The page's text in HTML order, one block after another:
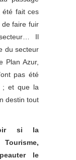
été fait ces
faire fuir
Il
du secteur
Plan Azur,
pas été
; et que la
destin tout
si la
le